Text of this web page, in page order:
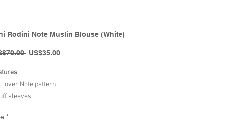
Rodini Note Muslin Blouse (White)
일US$35.00할
over Note pattern
sleeves
*